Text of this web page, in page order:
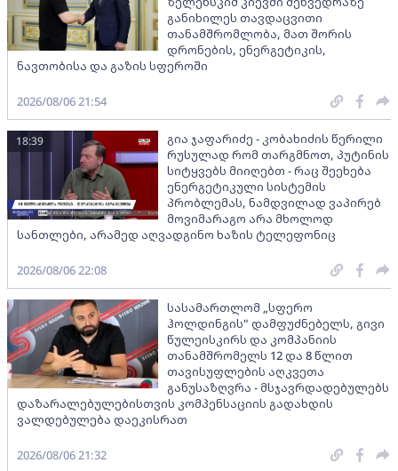
განიხილეს თავდაცვითი
თანამშრომლობა, მათ შორის
დრონების, ენერგეტიკის,
ნავთობისა და გაზის სფეროში
2026/08/06 21:54
გია ჯაფარიძე - კობახიძის წერილი
რუსულად რომ თარგმნოთ, პუტინის
სიტყვებს მიიღებთ - რაც შეეხება
ენერგეტიკული სისტემის
პრობლემას, ნამდვილად ვაპირებ
მოვიმარაგო არა მხოლოდ
სანთლები, არამედ აღვადგინო ხაზის ტელეფონიც
18:39
2026/08/06 22:08
სასამართლომ „სფერო
ჰოლდინგის" დამფუძნებელს, გივი
წულეისკირს და კომპანიის
თანამშრომელს 12 და 8 წლით
თავისუფლების აღკვეთა
განუსაზღვრა - მსჯავრდადებულებს
დაზარალებულებისთვის კომპენსაციის გადახდის
ვალდებულება დაეკისრათ
2026/08/06 21:32